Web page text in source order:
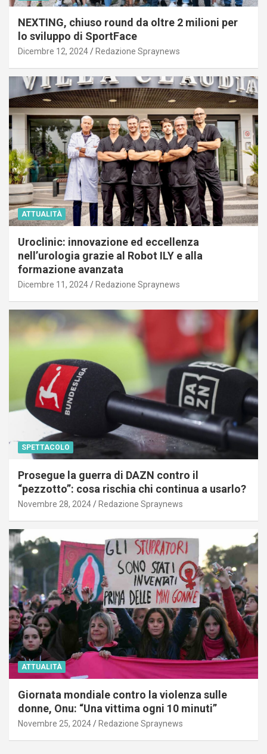
NEXTING, chiuso round da oltre 2 milioni per
lo sviluppo di SportFace
Dicembre 12, 2024 Redazione Spraynews
ATTUALITÀ
Uroclinic: innovazione ed eccellenza
nell’urologia grazie al Robot ILY e alla
formazione avanzata
Dicembre 11, 2024 Redazione Spraynews
SPETTACOLO
Prosegue la guerra di DAZN contro il
“pezzotto”: cosa rischia chi continua a usarlo?
Novembre 28, 2024 Redazione Spraynews
ATTUALITÀ
Giornata mondiale contro la violenza sulle
donne, Onu: “Una vittima ogni 10 minuti”
Novembre 25, 2024 Redazione Spraynews